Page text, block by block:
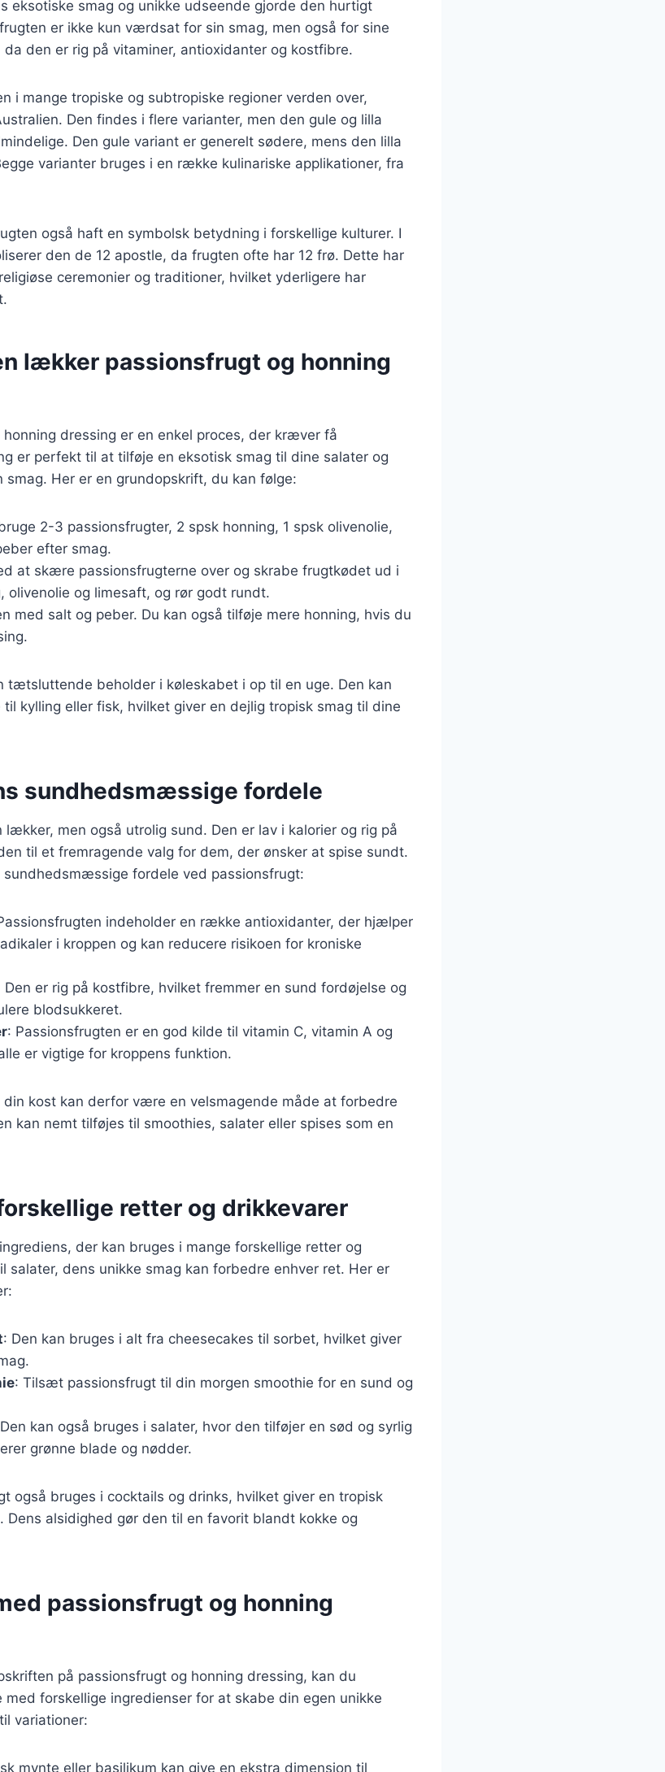
eksotiske smag og unikke udseende gjorde den hurtigt
er ikke kun værdsat for sin smag, men også for sine
den er rig på vitaminer, antioxidanter og kostfibre.
i mange tropiske og subtropiske regioner verden over,
Den findes i flere varianter, men den gule og lilla
Den gule variant er generelt sødere, mens den lilla
varianter bruges i en række kulinariske applikationer, fra
også haft en symbolsk betydning i forskellige kulturer. I
den de 12 apostle, da frugten ofte har 12 frø. Dette har
ceremonier og traditioner, hvilket yderligere har
lækker passionsfrugt og honning
dressing er en enkel proces, der kræver få
er perfekt til at tilføje en eksotisk smag til dine salater og
smag. Her er en grundopskrift, du kan følge:
2-3 passionsfrugter, 2 spsk honning, 1 spsk olivenolie,
efter smag.
at skære passionsfrugterne over og skrabe frugtkødet ud i
olivenolie og limesaft, og rør godt rundt.
med salt og peber. Du kan også tilføje mere honning, hvis du
tætsluttende beholder i køleskabet i op til en uge. Den kan
kylling eller fisk, hvilket giver en dejlig tropisk smag til dine
sundhedsmæssige fordele
lækker, men også utrolig sund. Den er lav i kalorier og rig på
til et fremragende valg for dem, der ønsker at spise sundt.
fordele ved passionsfrugt:
indeholder en række antioxidanter, der hjælper
i kroppen og kan reducere risikoen for kroniske
Den er rig på kostfibre, hvilket fremmer en sund fordøjelse og
blodsukkeret.
: Passionsfrugten er en god kilde til vitamin C, vitamin A og
er vigtige for kroppens funktion.
din kost kan derfor være en velsmagende måde at forbedre
kan nemt tilføjes til smoothies, salater eller spises som en
retter og drikkevarer
der kan bruges i mange forskellige retter og
salater, dens unikke smag kan forbedre enhver ret. Her er
: Den kan bruges i alt fra cheesecakes til sorbet, hvilket giver
: Tilsæt passionsfrugt til din morgen smoothie for en sund og
kan også bruges i salater, hvor den tilføjer en sød og syrlig
grønne blade og nødder.
også bruges i cocktails og drinks, hvilket giver en tropisk
alsidighed gør den til en favorit blandt kokke og
passionsfrugt og honning
på passionsfrugt og honning dressing, kan du
forskellige ingredienser for at skabe din egen unikke
variationer:
mynte eller basilikum kan give en ekstra dimension til